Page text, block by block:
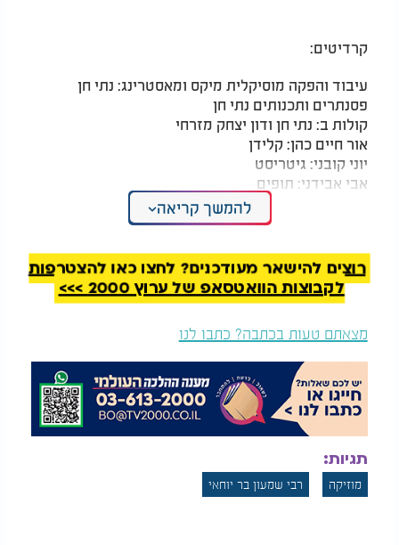
קרדיטים:
עיבוד והפקה מוסיקלית מיקס ומאסטרינג: נתי חן
פסנתרים ותכנותים נתי חן
קולות ב: נתי חן ודון יצחק מזרחי
אור חיים כהן: קלידן
יוני קובני: גיטריסט
אבי אבידני: תופים
אביאל מכבי: סולו דרבוקה
גרפיקה אבישי לוי
הוקלט באולפני: פיאנו נתי הפקות
להמשך קריאה
רוצים להישאר מעודכנים? לחצו כאן להצטרפות
לקבוצות הוואטסאפ של ערוץ 2000 >>>
מצאתם טעות בכתבה? כתבו לנו
תגיות:
מוזיקה רבי שמעון בר יוחאי